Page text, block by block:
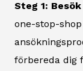
Steg 1: Besök
one-stop-
förbereda dig